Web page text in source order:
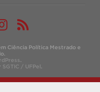
Ciência Política Mestrado e
.
SGTIC / UFPel.